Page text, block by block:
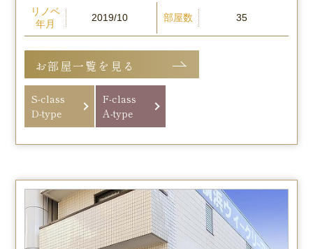
リノベ
年月
2019/10 部屋数 35
お部屋一覧を見る
S-class
D-type
F-class
A-type